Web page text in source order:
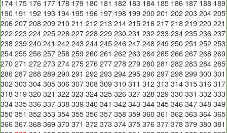
174 175 176 177 178 179 180 181 182 183 184 185 186 187 188 189
190 191 192 193 194 195 196 197 198 199 200 201 202 203 204 205
206 207 208 209 210 211 212 213 214 215 216 217 218 219 220 221
222 223 224 225 226 227 228 229 230 231 232 233 234 235 236 237
238 239 240 241 242 243 244 245 246 247 248 249 250 251 252 253
254 255 256 257 258 259 260 261 262 263 264 265 266 267 268 269
270 271 272 273 274 275 276 277 278 279 280 281 282 283 284 285
286 287 288 289 290 291 292 293 294 295 296 297 298 299 300 301
302 303 304 305 306 307 308 309 310 311 312 313 314 315 316 317
318 319 320 321 322 323 324 325 326 327 328 329 330 331 332 333
334 335 336 337 338 339 340 341 342 343 344 345 346 347 348 349
350 351 352 353 354 355 356 357 358 359 360 361 362 363 364 365
366 367 368 369 370 371 372 373 374 375 376 377 378 379 380 381